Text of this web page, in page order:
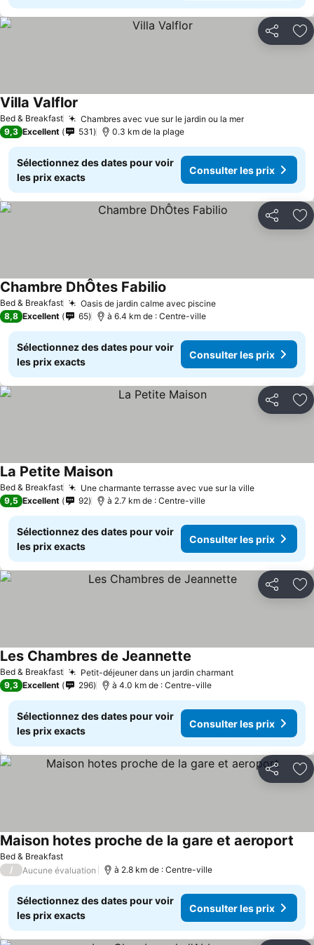
Partager
Bed & Breakfast Chambres avec vue sur le jardin ou la mer
Villa Valflor
9,3 Excellent 531 0.3 km de la plage
Sélectionnez des dates pour voir
les prix exacts
Consulter les prix
Partager
Bed & Breakfast Oasis de jardin calme avec piscine
Chambre DhÔtes Fabilio
8,8 Excellent 65 à 6.4 km de : Centre-ville
Sélectionnez des dates pour voir
les prix exacts
Consulter les prix
Partager
Bed & Breakfast Une charmante terrasse avec vue sur la ville
La Petite Maison
9,5 Excellent 92 à 2.7 km de : Centre-ville
Sélectionnez des dates pour voir
les prix exacts
Consulter les prix
Partager
Bed & Breakfast Petit-déjeuner dans un jardin charmant
Les Chambres de Jeannette
9,3 Excellent 296 à 4.0 km de : Centre-ville
Sélectionnez des dates pour voir
les prix exacts
Consulter les prix
Partager
Bed & Breakfast
Maison hotes proche de la gare et aeroport
/ Aucune évaluation à 2.8 km de : Centre-ville
Sélectionnez des dates pour voir
les prix exacts
Consulter les prix